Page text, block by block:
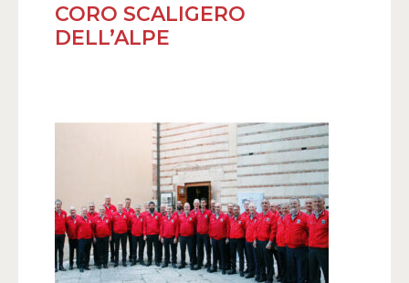
CORO SCALIGERO
DELL’ALPE